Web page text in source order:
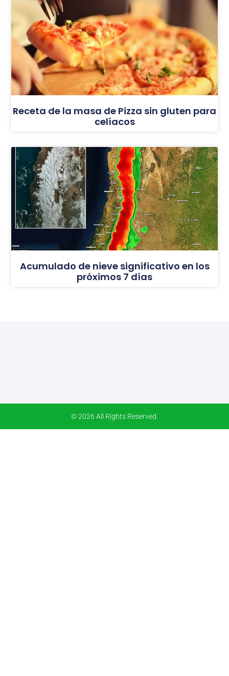
Receta de la masa de Pizza sin gluten para
celíacos
Acumulado de nieve significativo en los
próximos 7 días
© 2026 All Rights Reserved.